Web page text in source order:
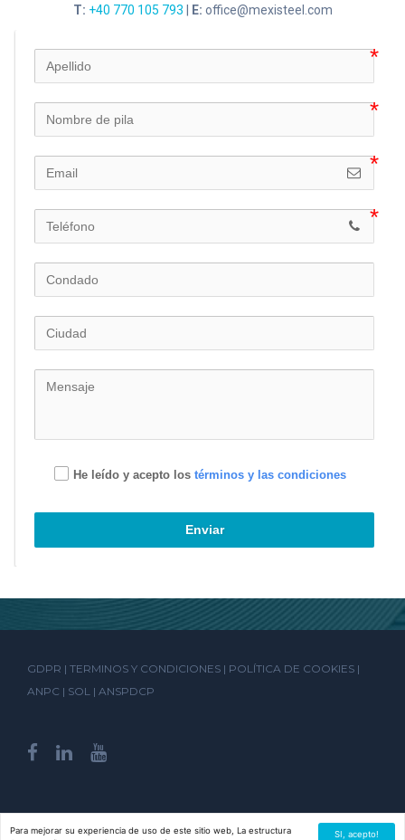
T: +40 770 105 793 E: office@mexisteel.com
He leído y acepto los términos y las condiciones
Enviar
GDPR | TERMINOS Y CONDICIONES | POLÍTICA DE COOKIES |
ANPC | SOL | ANSPDCP
© 2021 MEXISTEEL.COM
SI, acepto!
Para mejorar su experiencia de uso de este sitio web, La estructura